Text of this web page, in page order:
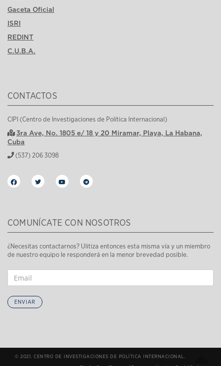
Gaceta Oficial
ISRI
REDINT
C.U.B.A.
CONTACTOS
CIPI (Centro de Investigaciones de Política Internacional)
3ra Ave, No. 1805 e/ 18 y 20 Miramar, Playa, La Habana,
Cuba
(537) 206 3098
COMUNÍCATE CON NOSOTROS
¿Necesitas contactarnos? Ulitiza entonces esta misma vía y un miembro
de nuestro equipo le responderá en la menor brevedad posible.
ENVIAR
© 2021. CENTRO DE INVESTIGACIONES DE POLÍTICA INTERNACIONAL.